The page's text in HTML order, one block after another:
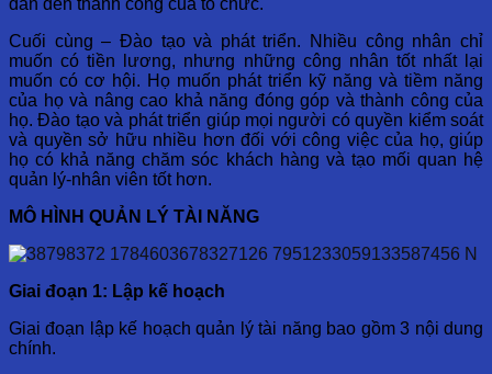
dẫn đến thành công của tổ chức.
Cuối cùng – Đào tạo và phát triển. Nhiều công nhân chỉ
muốn có tiền lương, nhưng những công nhân tốt nhất lại
muốn có cơ hội. Họ muốn phát triển kỹ năng và tiềm năng
của họ và nâng cao khả năng đóng góp và thành công của
họ. Đào tạo và phát triển giúp mọi người có quyền kiểm soát
và quyền sở hữu nhiều hơn đối với công việc của họ, giúp
họ có khả năng chăm sóc khách hàng và tạo mối quan hệ
quản lý-nhân viên tốt hơn.
MÔ HÌNH QUẢN LÝ TÀI NĂNG
Giai đoạn 1: Lập kế hoạch
Giai đoạn lập kế hoạch quản lý tài năng bao gồm 3 nội dung
chính.